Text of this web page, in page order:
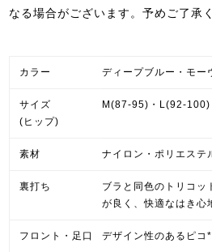
なる場合がございます。予めご了承
カラー ディープブルー・モー
サイズ
(ヒップ)
M(87-95)・L(92-100)
素材 ナイロン・ポリエステ
裏打ち
ブラと同色のトリコッ
が良く、快適なはき心
フロント・足口 デザイン性のあるピコ